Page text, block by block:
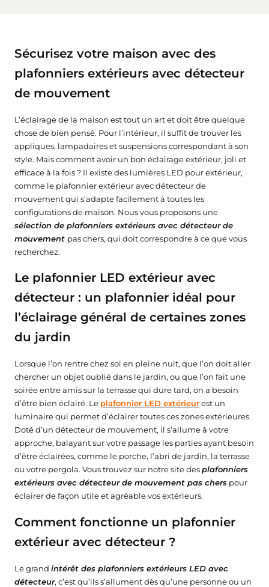
Sécurisez votre maison avec des
plafonniers extérieurs avec détecteur
de mouvement
L’éclairage de la maison est tout un art et doit être quelque
chose de bien pensé. Pour l’intérieur, il suffit de trouver les
appliques, lampadaires et suspensions correspondant à son
style. Mais comment avoir un bon éclairage extérieur, joli et
efficace à la fois ? Il existe des lumières LED pour extérieur,
comme le plafonnier extérieur avec détecteur de
mouvement qui s’adapte facilement à toutes les
configurations de maison. Nous vous proposons une
sélection de plafonniers extérieurs avec détecteur de
mouvement pas chers, qui doit correspondre à ce que vous
recherchez.
Le plafonnier LED extérieur avec
détecteur : un plafonnier idéal pour
l’éclairage général de certaines zones
du jardin
Lorsque l’on rentre chez soi en pleine nuit, que l’on doit aller
chercher un objet oublié dans le jardin, ou que l’on fait une
soirée entre amis sur la terrasse qui dure tard, on a besoin
d’être bien éclairé. Le plafonnier LED extérieurest un
luminaire qui permet d’éclairer toutes ces zones extérieures.
Doté d’un détecteur de mouvement, il s’allume à votre
approche, balayant sur votre passage les parties ayant besoin
d’être éclairées, comme le porche, l’abri de jardin, la terrasse
ou votre pergola. Vous trouvez sur notre site desplafonniers
extérieurs avec détecteur de mouvement pas chers pour
éclairer de façon utile et agréable vos extérieurs.
Comment fonctionne un plafonnier
extérieur avec détecteur ?
Le grand intérêt des plafonniers extérieurs LED avec
détecteur, c’est qu’ils s’allument dès qu’une personne ou un